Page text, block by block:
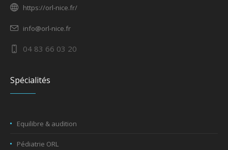
https://orl-nice.fr/
info@orl-nice.fr
04 83 66 03 20
Spécialités
Equilibre & audition
Pédiatrie ORL